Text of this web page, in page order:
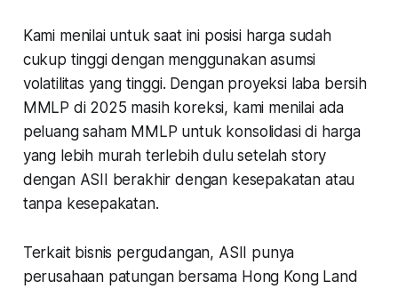
Kami menilai untuk saat ini posisi harga sudah
cukup tinggi dengan menggunakan asumsi
volatilitas yang tinggi. Dengan proyeksi laba bersih
MMLP di 2025 masih koreksi, kami menilai ada
peluang saham MMLP untuk konsolidasi di harga
yang lebih murah terlebih dulu setelah story
dengan ASII berakhir dengan kesepakatan atau
tanpa kesepakatan.
Terkait bisnis pergudangan, ASII punya
perusahaan patungan bersama Hong Kong Land